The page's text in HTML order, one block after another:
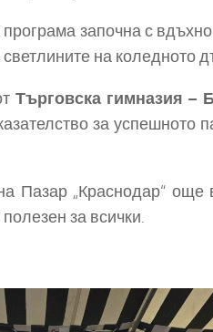
започна с
на коледното
Търговска гимназия –
за успешното
„Краснодар“ още
за всички.